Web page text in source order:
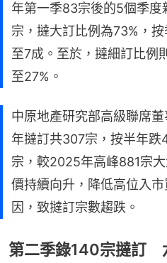
年第一季83宗後的5個季度
宗，撻大訂比例為73%，
至7成。至於，撻細訂比例
至27%。
中原地產研究部高級聯席
年撻訂共307宗，按半年
宗，較2025年高峰881宗
價持續向升，降低高位入
因，致撻訂宗數趨跌。
第二季錄140宗撻訂